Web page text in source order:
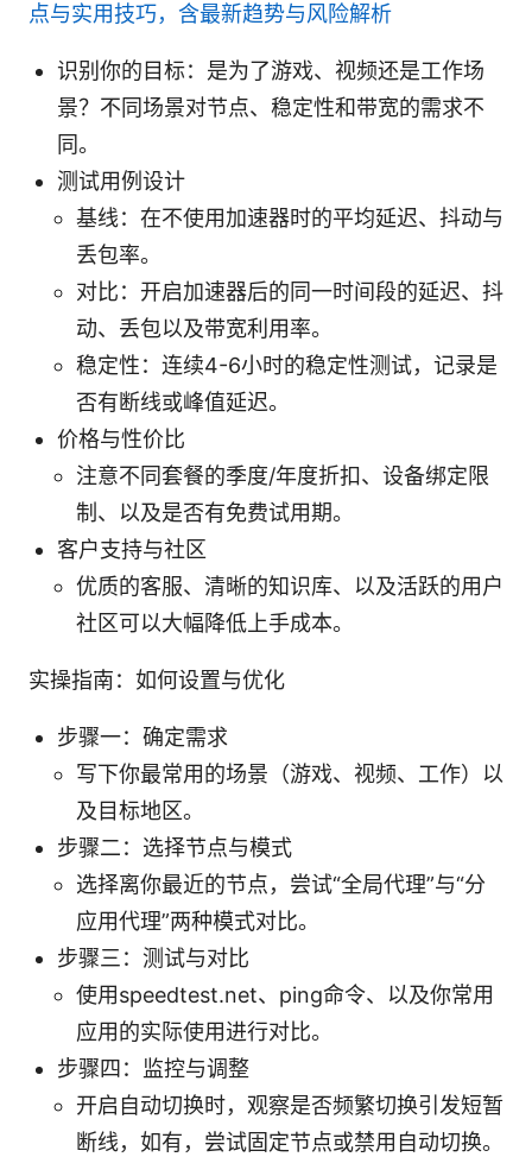
点与实用技巧，含最新趋势与风险解析
识别你的目标：是为了游戏、视频还是工作场
景？不同场景对节点、稳定性和带宽的需求不
同。
测试用例设计
基线：在不使用加速器时的平均延迟、抖动与
丢包率。
对比：开启加速器后的同一时间段的延迟、抖
动、丢包以及带宽利用率。
稳定性：连续4-6小时的稳定性测试，记录是
否有断线或峰值延迟。
价格与性价比
注意不同套餐的季度/年度折扣、设备绑定限
制、以及是否有免费试用期。
客户支持与社区
优质的客服、清晰的知识库、以及活跃的用户
社区可以大幅降低上手成本。
实操指南：如何设置与优化
步骤一：确定需求
写下你最常用的场景（游戏、视频、工作）以
及目标地区。
步骤二：选择节点与模式
选择离你最近的节点，尝试“全局代理”与“分
应用代理”两种模式对比。
步骤三：测试与对比
使用speedtest.net、ping命令、以及你常用
应用的实际使用进行对比。
步骤四：监控与调整
开启自动切换时，观察是否频繁切换引发短暂
断线，如有，尝试固定节点或禁用自动切换。